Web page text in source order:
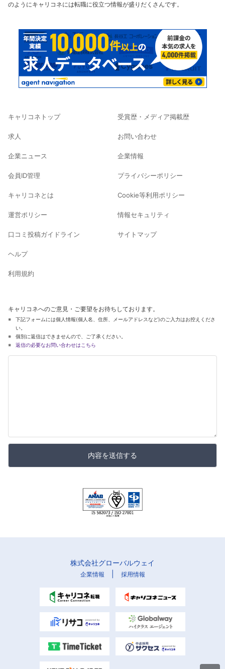
のようにキャリコネには転職に役立つ情報が盛りだくさんです。
キャリコネトップ
求人
企業ニュース
会員ID管理
キャリコネとは
運営ポリシー
口コミ投稿ガイドライン
ヘルプ
利用規約
受賞歴・メディア掲載歴
お問い合わせ
企業情報
プライバシーポリシー
Cookie等利用ポリシー
情報セキュリティ
サイトマップ
キャリコネへのご意見・ご要望をお待ちしております。
下記フォームには個人情報(個人名、住所、メールアドレスなど)のご入力はお控えくださ
い。
個別に返信はできませんので、ご了承ください。
返信の必要なお問い合わせはこちら
内容を送信する
株式会社グローバルウェイ
企業情報 採用情報